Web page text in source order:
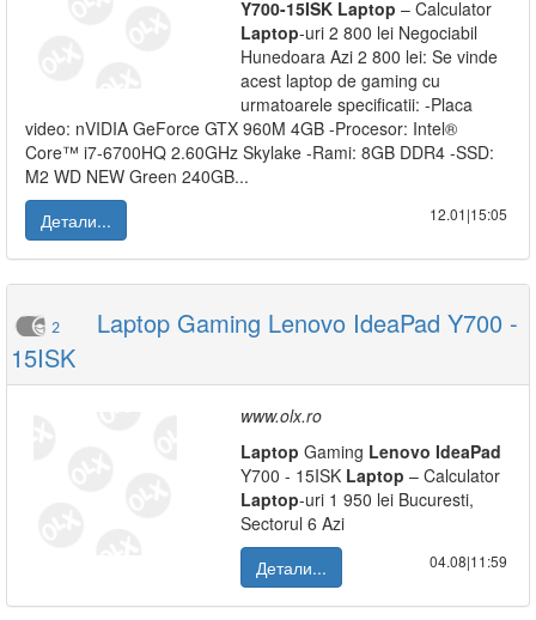
Y700-15ISK Laptop – Calculator
Laptop-uri 2 800 lei Negociabil
Hunedoara Azi 2 800 lei: Se vinde
acest laptop de gaming cu
urmatoarele specificatii: -Placa
video: nVIDIA GeForce GTX 960M 4GB -Procesor: Intel®
Core™ i7-6700HQ 2.60GHz Skylake -Rami: 8GB DDR4 -SSD:
M2 WD NEW Green 240GB...
Детали...
12.01|15:05
2
Laptop Gaming Lenovo IdeaPad Y700 -
15ISK
www.olx.ro
Laptop Gaming Lenovo IdeaPad
Y700 - 15ISK Laptop – Calculator
Laptop-uri 1 950 lei Bucuresti,
Sectorul 6 Azi
Детали...
04.08|11:59